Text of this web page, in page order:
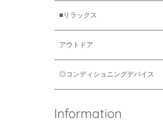
■リラックス
アウトドア
◎コンディショニングデバイス
Information